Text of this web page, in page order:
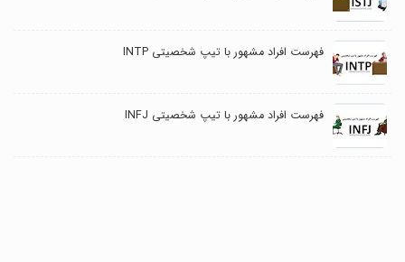
فهرست افراد مشهور با تیپ شخصیتی INTP
فهرست افراد مشهور با تیپ شخصیتی INFJ